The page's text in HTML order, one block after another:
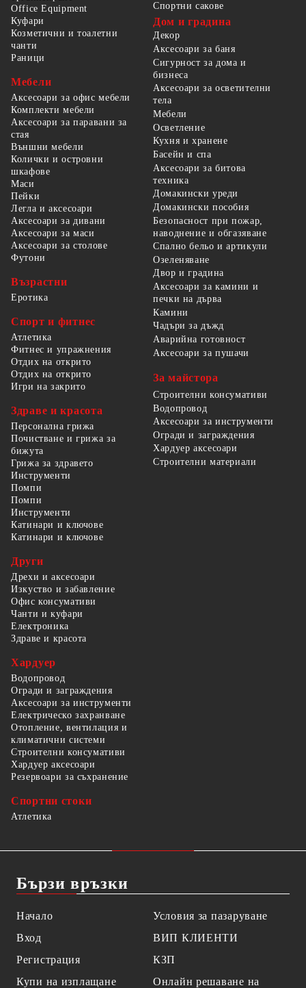
Office Equipment
Спортни сакове
Куфари
Козметични и тоалетни
чанти
Раници
Мебели
Аксесоари за офис мебели
Комплекти мебели
Аксесоари за паравани за
стая
Външни мебели
Колички и островни
шкафове
Маси
Пейки
Легла и аксесоари
Аксесоари за дивани
Аксесоари за маси
Аксесоари за столове
Футони
Възрастни
Еротика
Спорт и фитнес
Атлетика
Фитнес и упражнения
Отдих на открито
Отдих на открито
Игри на закрито
Здраве и красота
Персонална грижа
Почистване и грижа за
бижута
Грижа за здравето
Дом и градина
Декор
Аксесоари за баня
Сигурност за дома и
бизнеса
Аксесоари за осветителни
тела
Мебели
Осветление
Кухня и хранене
Басейн и спа
Аксесоари за битова
техника
Домакински уреди
Домакински пособия
Безопасност при пожар,
наводнение и обгазяване
Спално бельо и артикули
Озеленяване
Двор и градина
Аксесоари за камини и
печки на дърва
Камини
Чадъри за дъжд
Аварийна готовност
Аксесоари за пушачи
За майстора
Строителни консумативи
Водопровод
Аксесоари за инструменти
Огради и заграждения
Хардуер аксесоари
Строителни материали
Инструменти
Помпи
Помпи
Инструменти
Катинари и ключове
Катинари и ключове
Други
Дрехи и аксесоари
Изкуство и забавление
Офис консумативи
Чанти и куфари
Електроника
Здраве и красота
Хардуер
Водопровод
Огради и заграждения
Аксесоари за инструменти
Електрическо захранване
Отопление, вентилация и
климатични системи
Строителни консумативи
Хардуер аксесоари
Резервоари за съхранение
Спортни стоки
Атлетика
Бързи връзки
Начало
Вход
Регистрация
Купи на изплащане
Условия за пазаруване
ВИП КЛИЕНТИ
КЗП
Онлайн решаване на